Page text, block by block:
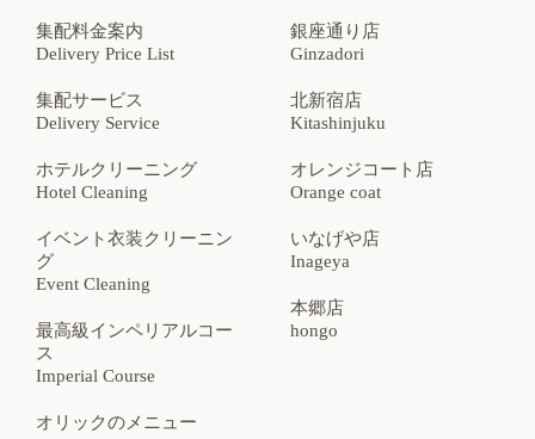
集配料金案内
Delivery Price List
集配サービス
Delivery Service
ホテルクリーニング
Hotel Cleaning
イベント衣装クリーニン
グ
Event Cleaning
最高級インペリアルコー
ス
Imperial Course
オリックのメニュー
銀座通り店
Ginzadori
北新宿店
Kitashinjuku
オレンジコート店
Orange coat
いなげや店
Inageya
本郷店
hongo